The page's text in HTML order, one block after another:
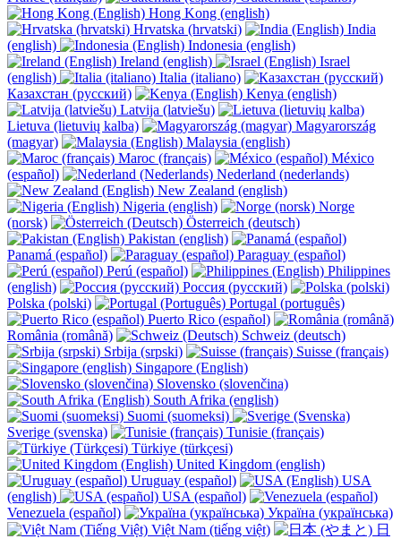
Hong Kong (english)
Hrvatska (hrvatski)
India
(english)
Indonesia (english)
Ireland (english)
Israel
(english)
Italia (italiano)
Казахстан (русский)
Kenya (english)
Latvija (latviešu)
Lietuva (lietuvių kalba)
Magyarország
(magyar)
Malaysia (english)
Maroc (français)
México
(español)
Nederland (nederlands)
New Zealand (english)
Nigeria (english)
Norge
(norsk)
Österreich (deutsch)
Pakistan (english)
Panamá (español)
Paraguay (español)
Perú (español)
Philippines
(english)
Россия (русский)
Polska (polski)
Portugal (português)
Puerto Rico (español)
România (română)
Schweiz (deutsch)
Srbija (srpski)
Suisse (français)
Singapore (English)
Slovensko (slovenčina)
South Afrika (english)
Suomi (suomeksi)
Sverige (svenska)
Tunisie (français)
Türkiye (türkçesi)
United Kingdom (english)
Uruguay (español)
USA
(english)
USA (español)
Venezuela (español)
Україна (українська)
Việt Nam (tiếng việt)
日